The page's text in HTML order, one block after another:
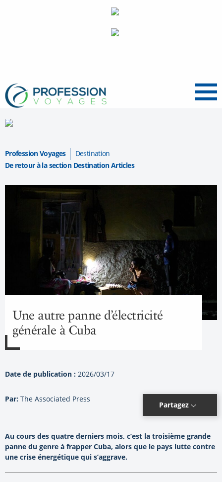
Menu
Profession Voyages
Destination
De retour à la section Destination Articles
Une autre panne d’électricité
générale à Cuba
Date de publication : 2026/03/17
Par: The Associated Press
Partagez
Au cours des quatre derniers mois, c’est la troisième grande
panne du genre à frapper Cuba, alors que le pays lutte contre
une crise énergétique qui s’aggrave.